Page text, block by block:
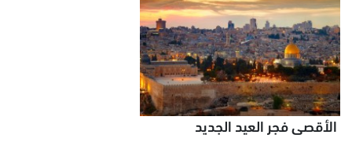
الأقصى فجر العيد الجديد